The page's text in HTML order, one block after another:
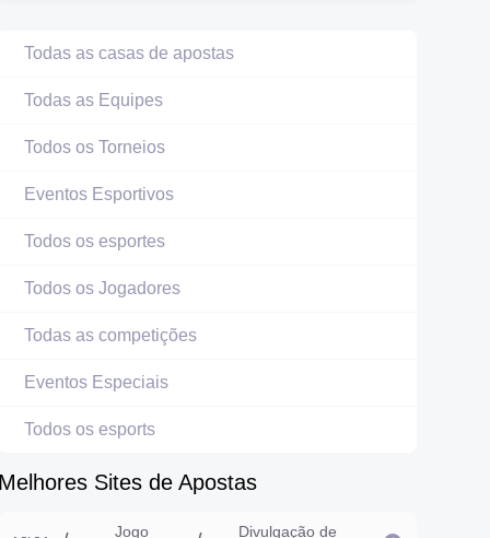
Todas as casas de apostas
Todas as Equipes
Todos os Torneios
Eventos Esportivos
Todos os esportes
Todos os Jogadores
Todas as competições
Eventos Especiais
Todos os esports
Melhores Sites de Apostas
Jogo
Divulgação de